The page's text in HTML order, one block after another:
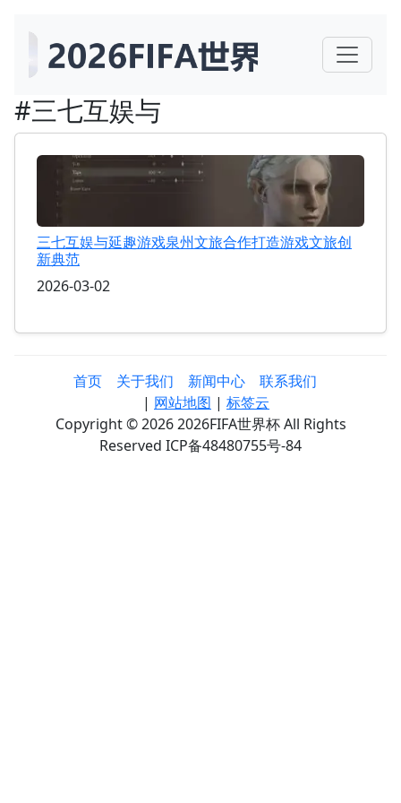
#三七互娱与
三七互娱与延趣游戏泉州文旅合作打造游戏文旅创
新典范
2026-03-02
首页 关于我们 新闻中心
联系我们
| 网站地图 | 标签云
Copyright © 2026 2026FIFA世界杯 All Rights
Reserved ICP备48480755号-84